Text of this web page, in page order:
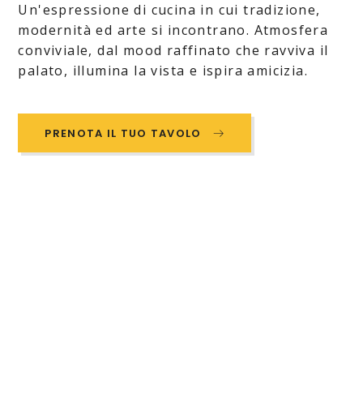
Un'espressione di cucina in cui tradizione,
modernità ed arte si incontrano. Atmosfera
conviviale, dal mood raffinato che ravviva il
palato, illumina la vista e ispira amicizia.
PRENOTA IL TUO TAVOLO